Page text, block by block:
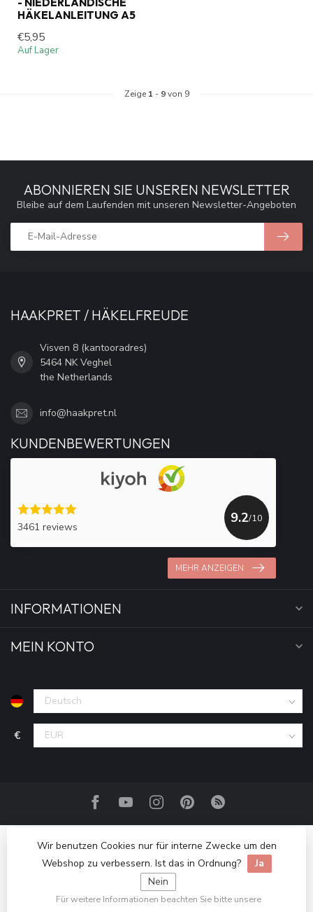
HÄKELANLEITUNG A5
€5,95
Auf Lager
Zeige 1 - 9von 9
ABONNIEREN SIE UNSEREN NEWSLETTER
Bleibe auf dem Laufenden mit unseren Newsletter-Angeboten
HAAKPRET / HÄKELFREUDE
Visven 8 (kantooradres)
5464 NK Veghel
the Netherlands
info@haakpret.nl
KUNDENBEWERTUNGEN
3461 reviews
9.2/10
MEHR ANZEIGEN
INFORMATIONEN
MEIN KONTO
€
Wir benutzen Cookies nur für interne Zwecke um den
Webshop zu verbessern. Ist das in Ordnung?
Ja
Nein
Für weitere Informationen beachten Sie bitte unsere